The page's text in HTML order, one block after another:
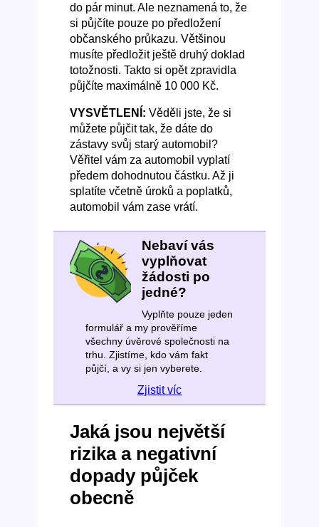
do pár minut. Ale neznamená to, že
si půjčíte pouze po předložení
občanského průkazu. Většinou
musíte předložit ještě druhý doklad
totožnosti. Takto si opět zpravidla
půjčíte maximálně 10 000 Kč.
VYSVĚTLENÍ: Věděli jste, že si
můžete půjčit tak, že dáte do
zástavy svůj starý automobil?
Věřitel vám za automobil vyplatí
předem dohodnutou částku. Až ji
splatíte včetně úroků a poplatků,
automobil vám zase vrátí.
Nebaví vás
vyplňovat
žádosti po
jedné?
Vyplňte pouze jeden
formulář a my prověříme
všechny úvěrové společnosti na
trhu. Zjistíme, kdo vám fakt
půjčí, a vy si jen vyberete.
Zjistit víc
Jaká jsou největší
rizika a negativní
dopady půjček
obecně